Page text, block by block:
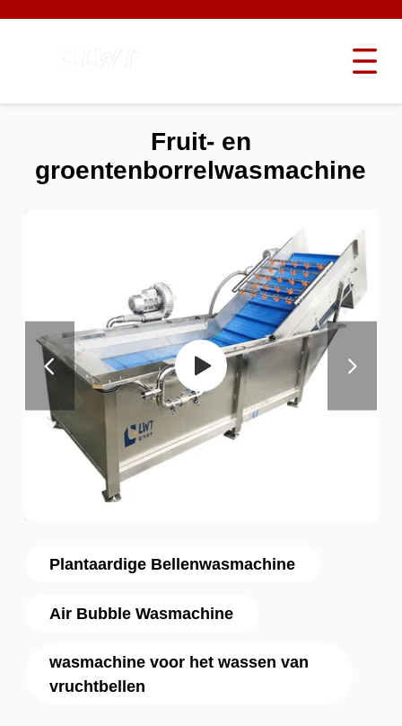
Plantaardige Bellenwasmachine
Air Bubble Wasmachine
wasmachine voor het wassen van
vruchtbellen
Fruit- en
groentenborrelwasmachine